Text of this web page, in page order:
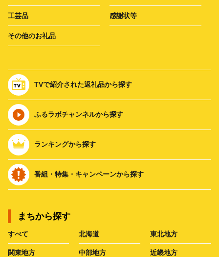
工芸品 感謝状等
その他のお礼品
TVで紹介された返礼品から探す
ふるラボチャンネルから探す
ランキングから探す
番組・特集・キャンペーンから探す
まちから探す
すべて 北海道 東北地方
関東地方 中部地方 近畿地方